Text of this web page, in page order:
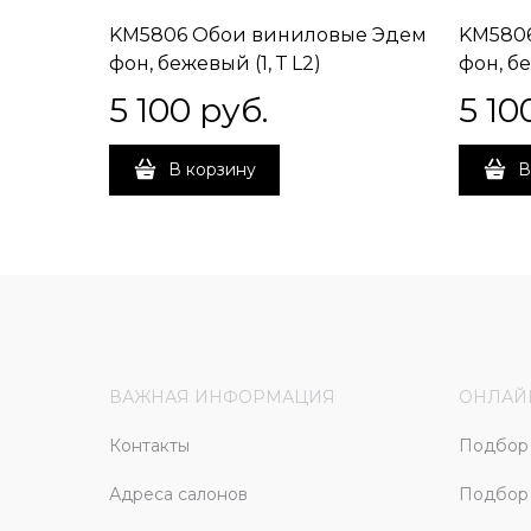
KM5806 Обои виниловые Эдем
фон, бежевый (1, Т L2)
ВНИМАНИЕ! ВСТРЕЧНАЯ
СТЫКОВКА
5 100 руб.
В корзину
фон,
5
ВАЖНАЯ ИНФОРМАЦИЯ
Контакты
Адреса салонов
Подбор
Подбор